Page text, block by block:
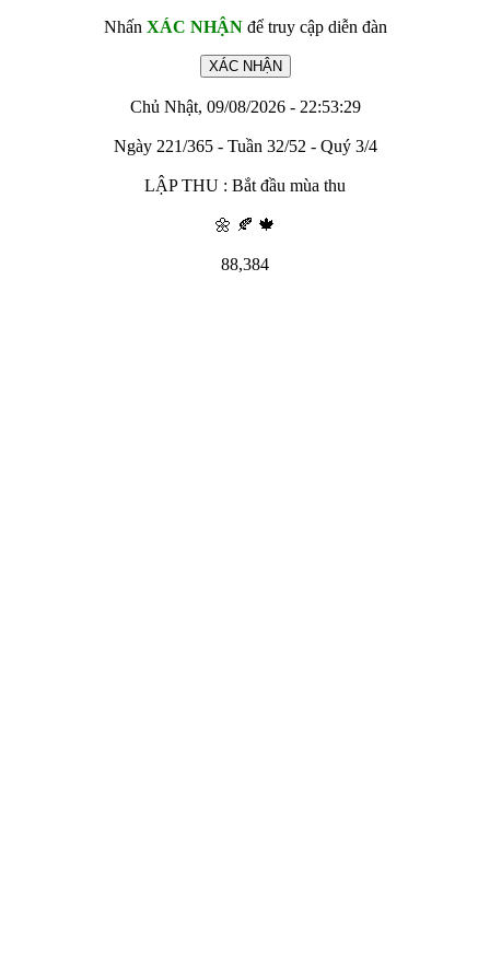
Nhấn XÁC NHẬNđể truy cập diễn đàn
Chủ Nhật, 09/08/2026 - 22:53:29
Ngày 221/365 - Tuần 32/52 - Quý 3/4
LẬP THU : Bắt đầu mùa thu
🌼 🍂 🍁
88,384